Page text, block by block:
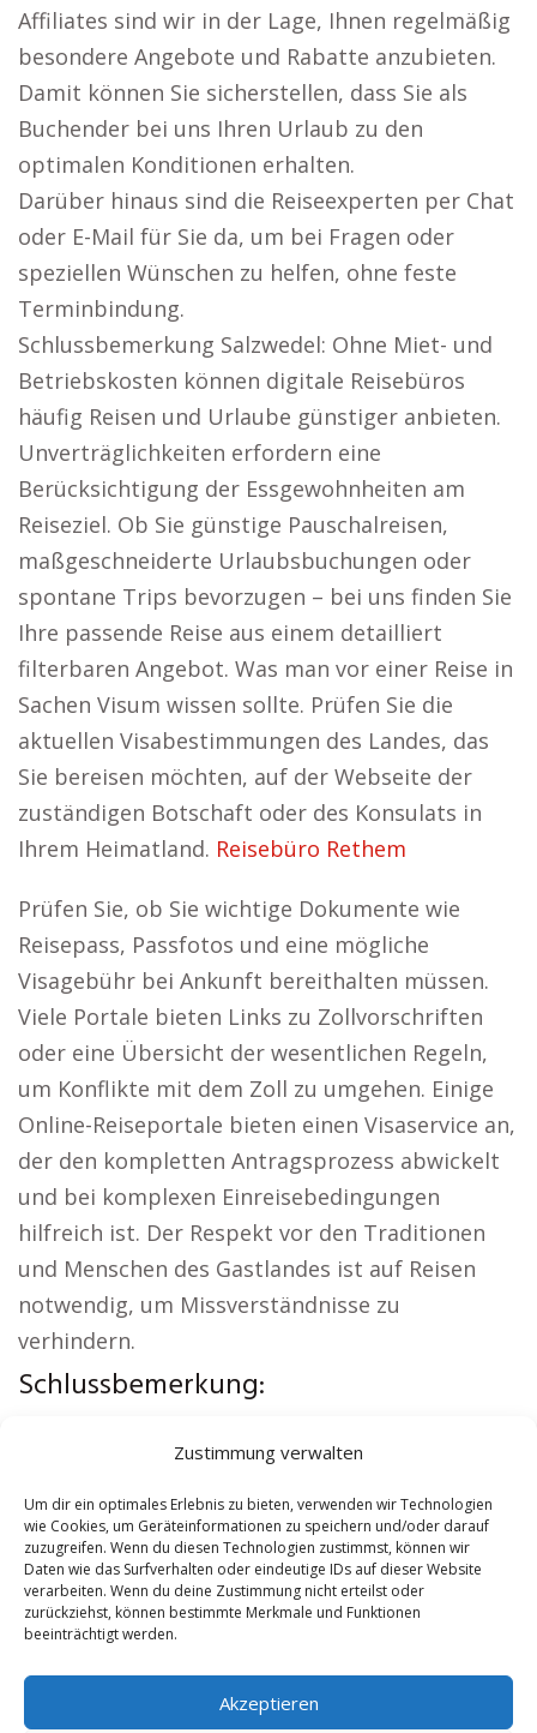
Zustimmung verwalten
Um dir ein optimales Erlebnis zu bieten, verwenden wir Technologien
wie Cookies, um Geräteinformationen zu speichern und/oder darauf
zuzugreifen. Wenn du diesen Technologien zustimmst, können wir
Daten wie das Surfverhalten oder eindeutige IDs auf dieser Website
verarbeiten. Wenn du deine Zustimmung nicht erteilst oder
zurückziehst, können bestimmte Merkmale und Funktionen
beeinträchtigt werden.
Akzeptieren
Affiliates sind wir in der Lage, Ihnen regelmäßig
besondere Angebote und Rabatte anzubieten.
Damit können Sie sicherstellen, dass Sie als
Buchender bei uns Ihren Urlaub zu den
optimalen Konditionen erhalten.
Darüber hinaus sind die Reiseexperten per Chat
oder E-Mail für Sie da, um bei Fragen oder
speziellen Wünschen zu helfen, ohne feste
Terminbindung.
Schlussbemerkung Salzwedel: Ohne Miet- und
Betriebskosten können digitale Reisebüros
häufig Reisen und Urlaube günstiger anbieten.
Unverträglichkeiten erfordern eine
Berücksichtigung der Essgewohnheiten am
Reiseziel. Ob Sie günstige Pauschalreisen,
maßgeschneiderte Urlaubsbuchungen oder
spontane Trips bevorzugen – bei uns finden Sie
Ihre passende Reise aus einem detailliert
filterbaren Angebot. Was man vor einer Reise in
Sachen Visum wissen sollte. Prüfen Sie die
aktuellen Visabestimmungen des Landes, das
Sie bereisen möchten, auf der Webseite der
zuständigen Botschaft oder des Konsulats in
Ihrem Heimatland. Reisebüro Rethem
Prüfen Sie, ob Sie wichtige Dokumente wie
Reisepass, Passfotos und eine mögliche
Visagebühr bei Ankunft bereithalten müssen.
Viele Portale bieten Links zu Zollvorschriften
oder eine Übersicht der wesentlichen Regeln,
um Konflikte mit dem Zoll zu umgehen. Einige
Online-Reiseportale bieten einen Visaservice an,
der den kompletten Antragsprozess abwickelt
und bei komplexen Einreisebedingungen
hilfreich ist. Der Respekt vor den Traditionen
und Menschen des Gastlandes ist auf Reisen
notwendig, um Missverständnisse zu
verhindern.
Schlussbemerkung:
Autovermietung Salzwedel|Sicherheitsdienst
Salzwedel|Hauskauf Salzwedel|Hundeschule
Salzwedel|Schamane Salzwedel
Contents [show]
No tags for this post.